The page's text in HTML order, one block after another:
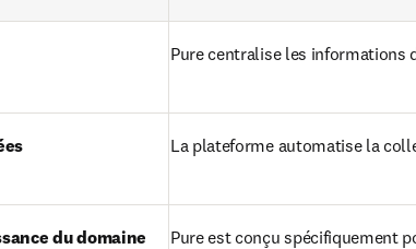
Pure centralise les informations
La plateforme automatise la
du domaine Pure est conçu spécifiquement